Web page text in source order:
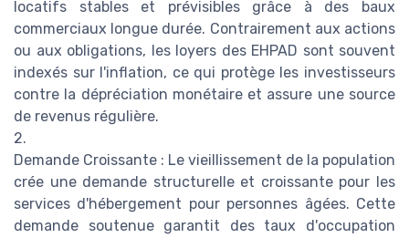
locatifs stables et prévisibles grâce à des baux
commerciaux longue durée. Contrairement aux actions
ou aux obligations, les loyers des EHPAD sont souvent
indexés sur l'inflation, ce qui protège les investisseurs
contre la dépréciation monétaire et assure une source
de revenus régulière.
2.
Demande Croissante : Le vieillissement de la population
crée une demande structurelle et croissante pour les
services d'hébergement pour personnes âgées. Cette
demande soutenue garantit des taux d'occupation